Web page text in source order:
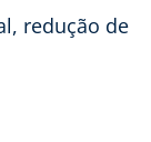
redução de